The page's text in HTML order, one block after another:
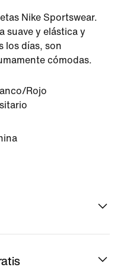
Nike Sportswear.
suave y elástica y
los días, son
cómodas.
Rojo